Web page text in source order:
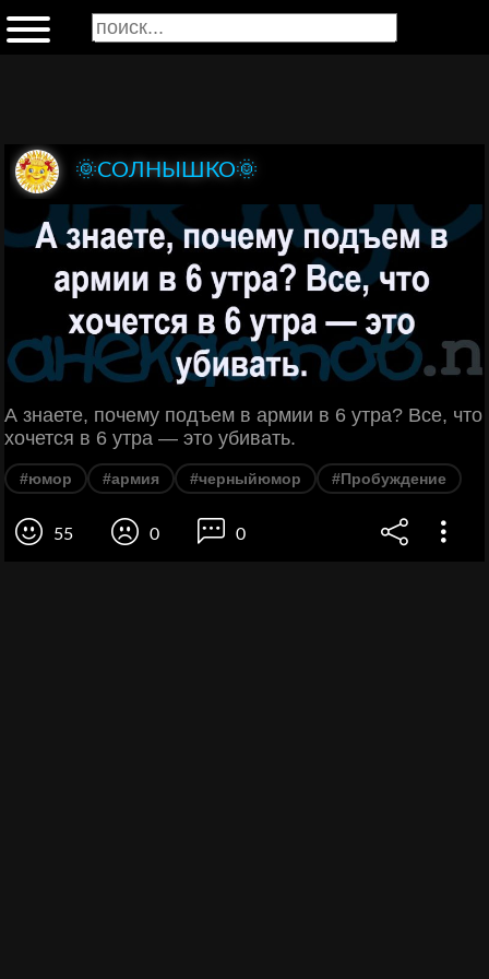
🌞СОЛНЫШКО🌞
А знаете, почему подъем в армии в 6 утра? Все, что
хочется в 6 утра — это убивать.
#юмор #армия #черныйюмор #Пробуждение
55 0 0